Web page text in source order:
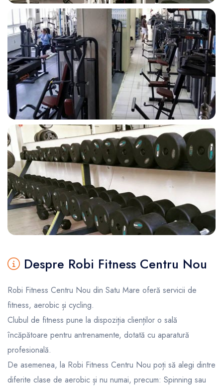
Despre Robi Fitness Centru Nou
Robi Fitness Centru Nou din Satu Mare oferă servicii de
fitness, aerobic și cycling.
Clubul de fitness pune la dispoziția clienților o sală
încăpătoare pentru antrenamente, dotată cu aparatură
profesională.
De asemenea, la Robi Fitness Centru Nou poți să alegi dintre
diferite clase de aerobic și nu numai, precum: Spinning sau